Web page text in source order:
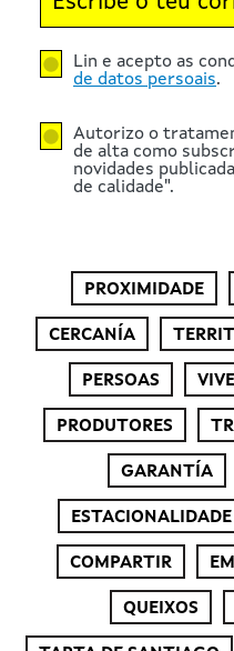
Lin e acepto as
de datos persoais.
Autorizo o
de alta como
novidades
de calidade".
PROXIMIDADE
CERCANÍA
PERSOAS
PRODUTORES
GARANTÍA
ESTACIONALIDADE
COMPARTIR
QUEIXOS